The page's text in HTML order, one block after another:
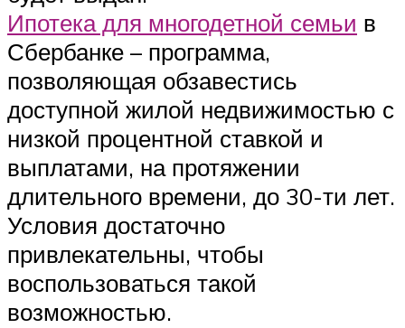
Ипотека для многодетной семьи в
Сбербанке – программа,
позволяющая обзавестись
доступной жилой недвижимостью с
низкой процентной ставкой и
выплатами, на протяжении
длительного времени, до 30-ти лет.
Условия достаточно
привлекательны, чтобы
воспользоваться такой
возможностью.